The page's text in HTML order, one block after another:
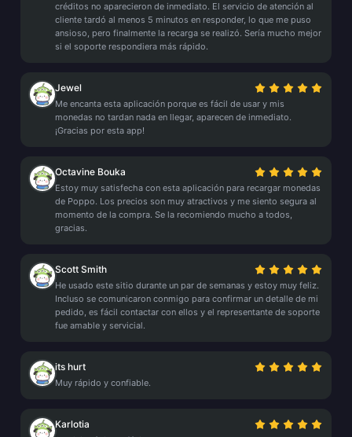
créditos no aparecieron de inmediato. El servicio de atención al
cliente tardó al menos 5 minutos en responder, lo que me puso
ansioso, pero finalmente la recarga se realizó. Sería mucho mejor
si el soporte respondiera más rápido.
Jewel
Me encanta esta aplicación porque es fácil de usar y mis
monedas no tardan nada en llegar, aparecen de inmediato.
¡Gracias por esta app!
Octavine Bouka
Estoy muy satisfecha con esta aplicación para recargar monedas
de Poppo. Los precios son muy atractivos y me siento segura al
momento de la compra. Se la recomiendo mucho a todos,
gracias.
Scott Smith
He usado este sitio durante un par de semanas y estoy muy feliz.
Incluso se comunicaron conmigo para confirmar un detalle de mi
pedido, es fácil contactar con ellos y el representante de soporte
fue amable y servicial.
its hurt
Muy rápido y confiable.
Karlotia